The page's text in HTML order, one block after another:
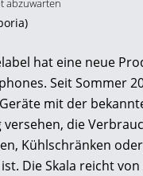
hat eine neue
Seit Sommer
mit der
versehen, die
Kühlschränken
Die Skala reicht von